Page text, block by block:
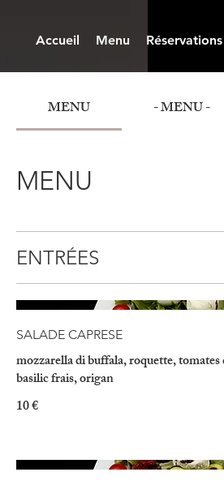
Accueil Menu Réservations
MENU - MENU -
MENU
ENTRÉES
SALADE CAPRESE
mozzarella di buffala, roquette,
basilic frais, origan
10 €